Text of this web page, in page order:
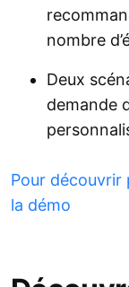
nombre
Deux
demande
Pour découvrir
la démo